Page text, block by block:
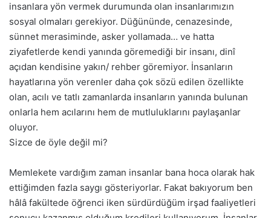
insanlara yön vermek durumunda olan insanlarımızın
sosyal olmaları gerekiyor. Düğününde, cenazesinde,
sünnet merasiminde, asker yollamada… ve hatta
ziyafetlerde kendi yanında göremediği bir insanı, dinî
açıdan kendisine yakın/ rehber göremiyor. İnsanların
hayatlarına yön verenler daha çok sözü edilen özellikte
olan, acılı ve tatlı zamanlarda insanların yanında bulunan
onlarla hem acılarını hem de mutluluklarını paylaşanlar
oluyor.
Sizce de öyle değil mi?
Memlekete vardığım zaman insanlar bana hoca olarak hak
ettiğimden fazla saygı gösteriyorlar. Fakat bakıyorum ben
hâlâ fakültede öğrenci iken sürdürdüğüm irşad faaliyetleri